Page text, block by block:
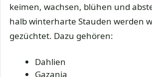
keimen, wachsen, blühen und
halb winterharte Stauden werden
gezüchtet. Dazu gehören:
Dahlien
Gazania